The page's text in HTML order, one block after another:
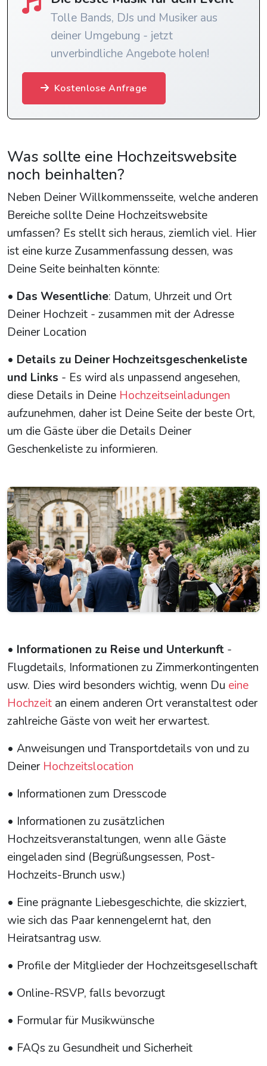
Tolle Bands, DJs und Musiker aus
deiner Umgebung - jetzt
unverbindliche Angebote holen!
Kostenlose Anfrage
Was sollte eine Hochzeitswebsite
noch beinhalten?
Neben Deiner Willkommensseite, welche anderen
Bereiche sollte Deine Hochzeitswebsite
umfassen? Es stellt sich heraus, ziemlich viel. Hier
ist eine kurze Zusammenfassung dessen, was
Deine Seite beinhalten könnte:
• Das Wesentliche: Datum, Uhrzeit und Ort
Deiner Hochzeit - zusammen mit der Adresse
Deiner Location
• Details zu Deiner Hochzeitsgeschenkeliste
und Links - Es wird als unpassend angesehen,
diese Details in Deine Hochzeitseinladungen
aufzunehmen, daher ist Deine Seite der beste Ort,
um die Gäste über die Details Deiner
Geschenkeliste zu informieren.
• Informationen zu Reise und Unterkunft -
Flugdetails, Informationen zu Zimmerkontingenten
usw. Dies wird besonders wichtig, wenn Du eine
Hochzeit an einem anderen Ort veranstaltest oder
zahlreiche Gäste von weit her erwartest.
• Anweisungen und Transportdetails von und zu
Deiner Hochzeitslocation
• Informationen zum Dresscode
• Informationen zu zusätzlichen
Hochzeitsveranstaltungen, wenn alle Gäste
eingeladen sind (Begrüßungsessen, Post-
Hochzeits-Brunch usw.)
• Eine prägnante Liebesgeschichte, die skizziert,
wie sich das Paar kennengelernt hat, den
Heiratsantrag usw.
• Profile der Mitglieder der Hochzeitsgesellschaft
• Online-RSVP, falls bevorzugt
• Formular für Musikwünsche
• FAQs zu Gesundheit und Sicherheit